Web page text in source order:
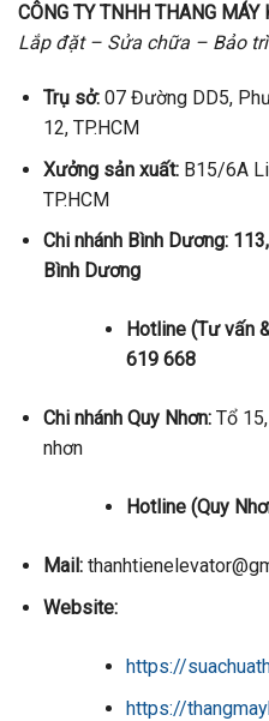
CÔNG TY TNHH THANG MÁY
Lắp đặt – Sửa chữa – Bảo
Trụ sở:07 Đường DD5,
12, TP.HCM
Xưởng sản xuất:B15/6A
TP.HCM
Chi nhánh Bình Dương:
Bình Dương
Hotline (Tư vấn
619 668
Chi nhánh Quy Nhơn:Tổ 15,
nhơn
Hotline (Quy
Mail:
Website:
https://
https://